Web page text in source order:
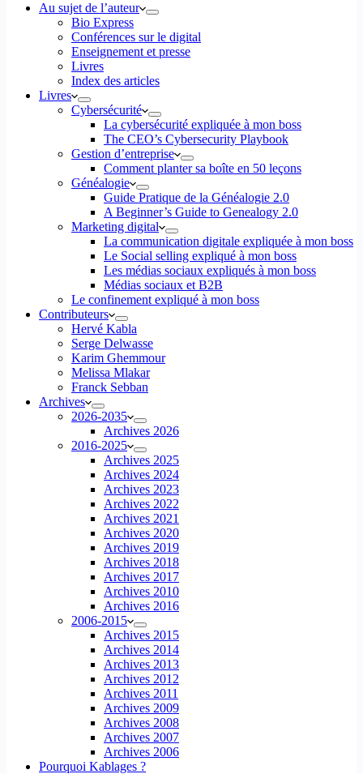
Au sujet de l’auteur
Bio Express
Conférences sur le digital
Enseignement et presse
Livres
Index des articles
Livres
Cybersécurité
La cybersécurité expliquée à mon boss
The CEO’s Cybersecurity Playbook
Gestion d’entreprise
Comment planter sa boîte en 50 leçons
Généalogie
Guide Pratique de la Généalogie 2.0
A Beginner’s Guide to Genealogy 2.0
Marketing digital
La communication digitale expliquée à mon boss
Le Social selling expliqué à mon boss
Les médias sociaux expliqués à mon boss
Médias sociaux et B2B
Le confinement expliqué à mon boss
Contributeurs
Hervé Kabla
Serge Delwasse
Karim Ghemmour
Melissa Mlakar
Franck Sebban
Archives
2026-2035
Archives 2026
2016-2025
Archives 2025
Archives 2024
Archives 2023
Archives 2022
Archives 2021
Archives 2020
Archives 2019
Archives 2018
Archives 2017
Archives 2010
Archives 2016
2006-2015
Archives 2015
Archives 2014
Archives 2013
Archives 2012
Archives 2011
Archives 2009
Archives 2008
Archives 2007
Archives 2006
Pourquoi Kablages ?